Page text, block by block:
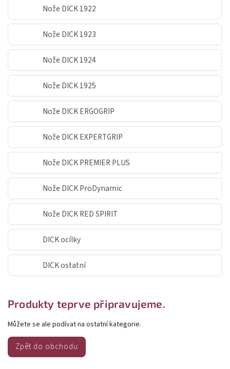
Nože DICK 1922
Nože DICK 1923
Nože DICK 1924
Nože DICK 1925
Nože DICK ERGOGRIP
Nože DICK EXPERTGRIP
Nože DICK PREMIER PLUS
Nože DICK ProDynamic
Nože DICK RED SPIRIT
DICK ocílky
DICK ostatní
Produkty teprve připravujeme.
Můžete se ale podívat na ostatní kategorie.
Zpět do obchodu